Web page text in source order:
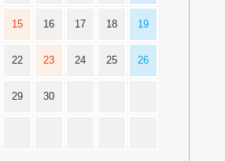
15 16 17 18 19
22 23 24 25 26
29 30